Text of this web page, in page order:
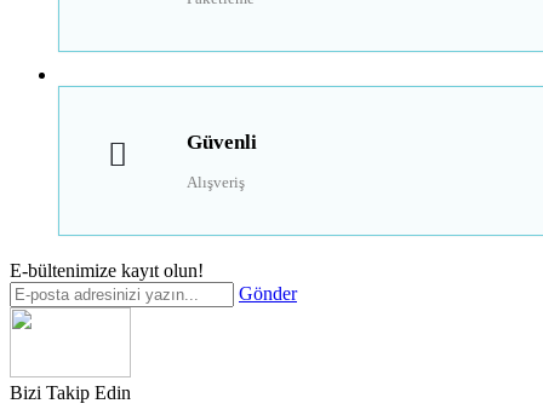
Güvenli
Alışveriş
E-bültenimize kayıt olun!
Gönder
Bizi Takip Edin